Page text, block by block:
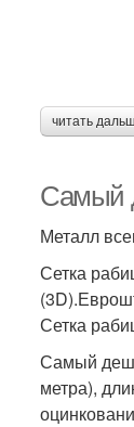
читать
Самый
Металл
Сетка
Сетка
Самый
метра),